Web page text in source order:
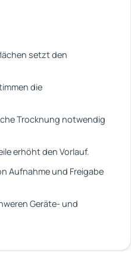
setzt den
die
Trocknung notwendig
erhöht den Vorlauf.
Aufnahme und Freigabe
Geräte- und